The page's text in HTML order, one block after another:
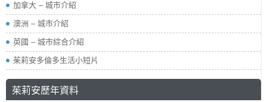
加拿大 – 城市介紹
澳洲 – 城市介紹
英國 – 城市綜合介紹
茱莉安多倫多生活小短片
茱莉安歷年資料